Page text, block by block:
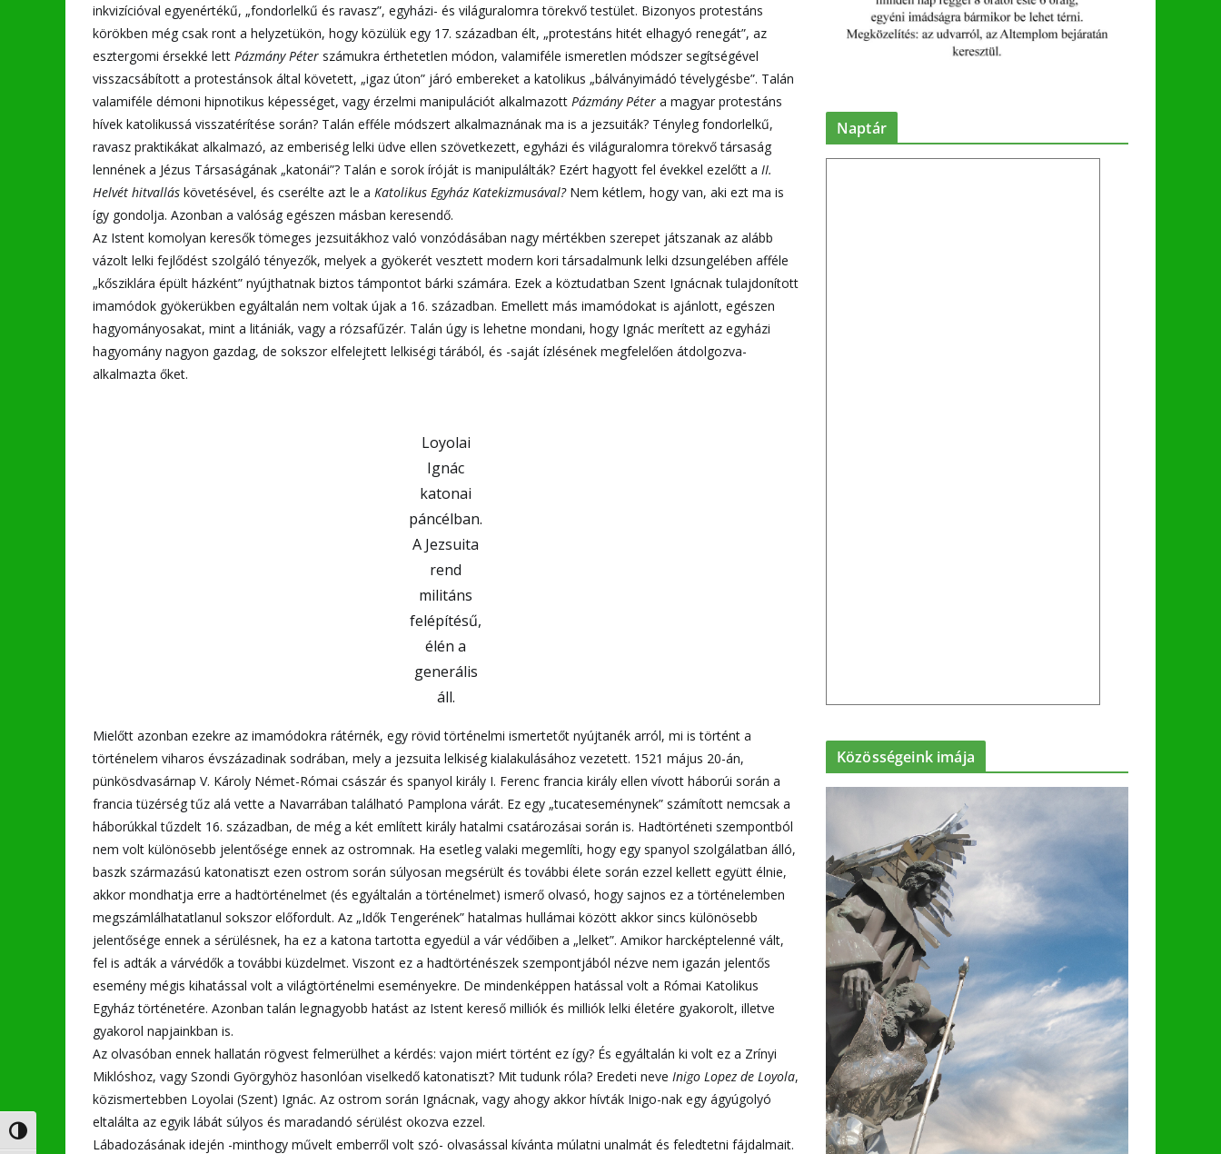
Nagy kontraszt váltása
inkvizícióval egyenértékű, „fondorlelkű és ravasz”, egyházi- és világuralomra törekvő testület. Bizonyos protestáns
körökben még csak ront a helyzetükön, hogy közülük egy 17. században élt, „protestáns hitét elhagyó renegát”, az
esztergomi érsekké lett Pázmány Péter számukra érthetetlen módon, valamiféle ismeretlen módszer segítségével
visszacsábított a protestánsok által követett, „igaz úton” járó embereket a katolikus „bálványimádó tévelygésbe”. Talán
valamiféle démoni hipnotikus képességet, vagy érzelmi manipulációt alkalmazott Pázmány Péter a magyar protestáns
hívek katolikussá visszatérítése során? Talán efféle módszert alkalmaznának ma is a jezsuiták? Tényleg fondorlelkű,
ravasz praktikákat alkalmazó, az emberiség lelki üdve ellen szövetkezett, egyházi és világuralomra törekvő társaság
lennének a Jézus Társaságának „katonái”? Talán e sorok íróját is manipulálták? Ezért hagyott fel évekkel ezelőtt a II.
Helvét hitvallás követésével, és cserélte azt le a Katolikus Egyház Katekizmusával? Nem kétlem, hogy van, aki ezt ma is
így gondolja. Azonban a valóság egészen másban keresendő.
Az Istent komolyan keresők tömeges jezsuitákhoz való vonzódásában nagy mértékben szerepet játszanak az alább
vázolt lelki fejlődést szolgáló tényezők, melyek a gyökerét vesztett modern kori társadalmunk lelki dzsungelében afféle
„kősziklára épült házként” nyújthatnak biztos támpontot bárki számára. Ezek a köztudatban Szent Ignácnak tulajdonított
imamódok gyökerükben egyáltalán nem voltak újak a 16. században. Emellett más imamódokat is ajánlott, egészen
hagyományosakat, mint a litániák, vagy a rózsafűzér. Talán úgy is lehetne mondani, hogy Ignác merített az egyházi
hagyomány nagyon gazdag, de sokszor elfelejtett lelkiségi tárából, és -saját ízlésének megfelelően átdolgozva-
alkalmazta őket.
Loyolai
Ignác
katonai
páncélban.
A Jezsuita
rend
militáns
felépítésű,
élén a
generális
áll.
Mielőtt azonban ezekre az imamódokra rátérnék, egy rövid történelmi ismertetőt nyújtanék arról, mi is történt a
történelem viharos évszázadinak sodrában, mely a jezsuita lelkiség kialakulásához vezetett. 1521 május 20-án,
pünkösdvasárnap V. Károly Német-Római császár és spanyol király I. Ferenc francia király ellen vívott háborúi során a
francia tüzérség tűz alá vette a Navarrában található Pamplona várát. Ez egy „tucateseménynek” számított nemcsak a
háborúkkal tűzdelt 16. században, de még a két említett király hatalmi csatározásai során is. Hadtörténeti szempontból
nem volt különösebb jelentősége ennek az ostromnak. Ha esetleg valaki megemlíti, hogy egy spanyol szolgálatban álló,
baszk származású katonatiszt ezen ostrom során súlyosan megsérült és további élete során ezzel kellett együtt élnie,
akkor mondhatja erre a hadtörténelmet (és egyáltalán a történelmet) ismerő olvasó, hogy sajnos ez a történelemben
megszámlálhatatlanul sokszor előfordult. Az „Idők Tengerének” hatalmas hullámai között akkor sincs különösebb
jelentősége ennek a sérülésnek, ha ez a katona tartotta egyedül a vár védőiben a „lelket”. Amikor harcképtelenné vált,
fel is adták a várvédők a további küzdelmet. Viszont ez a hadtörténészek szempontjából nézve nem igazán jelentős
esemény mégis kihatással volt a világtörténelmi eseményekre. De mindenképpen hatással volt a Római Katolikus
Egyház történetére. Azonban talán legnagyobb hatást az Istent kereső milliók és milliók lelki életére gyakorolt, illetve
gyakorol napjainkban is.
Az olvasóban ennek hallatán rögvest felmerülhet a kérdés: vajon miért történt ez így? És egyáltalán ki volt ez a Zrínyi
Miklóshoz, vagy Szondi Györgyhöz hasonlóan viselkedő katonatiszt? Mit tudunk róla? Eredeti neve Inigo Lopez de Loyola,
közismertebben Loyolai (Szent) Ignác. Az ostrom során Ignácnak, vagy ahogy akkor hívták Inigo-nak egy ágyúgolyó
eltalálta az egyik lábát súlyos és maradandó sérülést okozva ezzel.
Lábadozásának idején -minthogy művelt emberről volt szó- olvasással kívánta múlatni unalmát és feledtetni fájdalmait.
Naptár
Közösségeink imája